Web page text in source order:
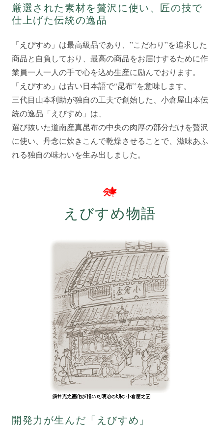
厳選された素材を贅沢に使い、匠の技で
仕上げた伝統の逸品
「えびすめ」は最高級品であり、”こだわり”を追求した
商品と自負しており、最高の商品をお届けするために作
業員一人一人の手で心を込め生産に励んでおります。
「えびすめ」は古い日本語で“昆布”を意味します。
三代目山本利助が独自の工夫で創始した、小倉屋山本伝
統の逸品「えびすめ」は、
選び抜いた道南産真昆布の中央の肉厚の部分だけを贅沢
に使い、丹念に炊きこんで乾燥させることで、滋味あふ
れる独自の味わいを生み出しました。
えびすめ物語
開発力が生んだ「えびすめ」